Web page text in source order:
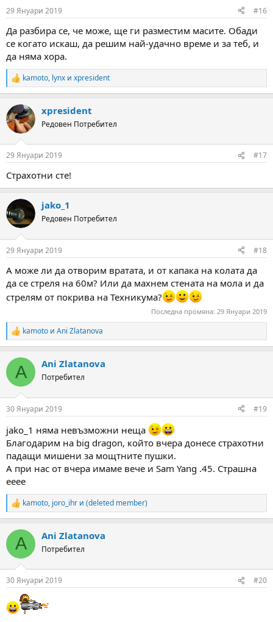
s
29 Януари 2019 #16
Да разбира се, че може, ще ги разместим масите. Обади
се когато искаш, да решим най-удачно време и за теб, и
да няма хора.
R
e
c
t
i
s
kamoto, lynx и xpresident
xpresident
Редовен Потребител
29 Януари 2019 #17
Страхотни сте!
jako_1
Редовен Потребител
29 Януари 2019 #18
А може ли да отворим вратата, и от капака на колата да
да се стреля на 60м? Или да махнем стената на мола и да
стрелям от покрива на Техникума?
Последна промяна: 29 Януари 2019
R
e
c
i
s
kamoto и Ani Zlatanova
A Ani Zlatanova
Потребител
30 Януари 2019 #19
jako_1 няма невъзможни неща
Благодарим на big dragon, който вчера донесе страхотни
падащи мишени за мощтните пушки.
А при нас от вчера имаме вече и Sam Yang .45. Страшна
ееее
R
e
c
i
s
kamoto, joro_ihr и (deleted member)
A Ani Zlatanova
Потребител
30 Януари 2019 #20